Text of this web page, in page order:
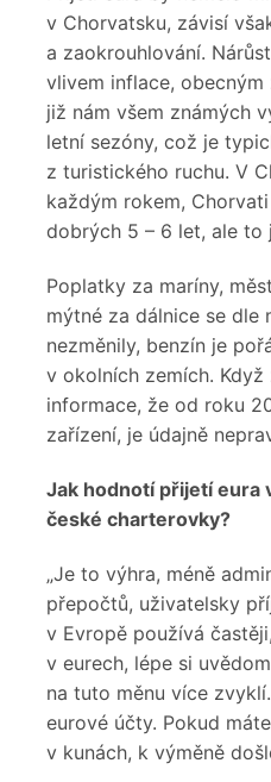
v Chorvatsku, závisí
a zaokrouhlování.
vlivem inflace,
již nám všem známých
letní sezóny, což je
z turistického ruchu. V
každým rokem,
dobrých 5 – 6 let, ale to
Poplatky za maríny,
mýtné za dálnice se dle
nezměnily, benzín je
v okolních zemích. Když
informace, že od roku
zařízení, je údajně
Jak hodnotí přijetí eura
české charterovky?
„Je to výhra, méně
přepočtů, uživatelsky
v Evropě používá
v eurech, lépe si
na tuto měnu více
eurové účty. Pokud
v kunách, k výměně